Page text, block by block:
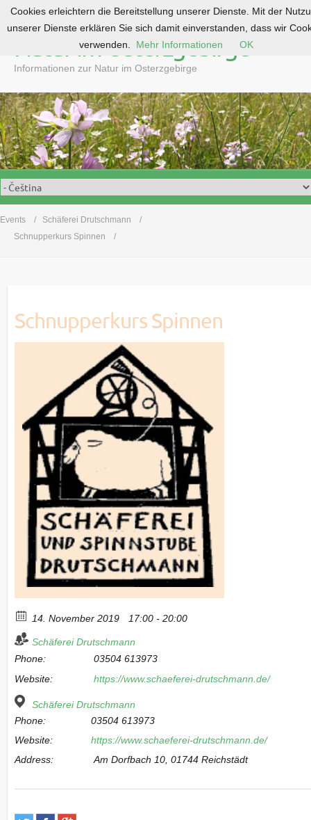
o
c
o
n
t
e
n
Natur im Osterzgebirge
Informationen zur Natur im Osterzgebirge
Events
Schäferei Drutschmann
Schnupperkurs Spinnen
Schnupperkurs Spinnen
14. November 2019 17:00 - 20:00
Schäferei Drutschmann
Phone:
03504 613973
Website:
https://www.schaeferei-drutschmann.de/
Schäferei Drutschmann
Phone:
03504 613973
Website:
https://www.schaeferei-drutschmann.de/
Address:
Am Dorfbach 10, 01744 Reichstädt
Cookies erleichtern die Bereitstellung unserer Dienste. Mit der
unserer Dienste erklären Sie sich damit einverstanden, dass wir
verwenden.
Mehr Informationen OK